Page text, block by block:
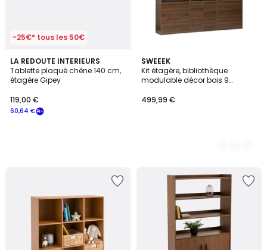
-25€* tous les 50€
LA REDOUTE INTERIEURS
Tablette plaqué chêne 140 cm,
étagère Gipey
60,64 €
119,00 €
SWEEEK
Kit étagère, bibliothèque
modulable décor bois 9
499,99 €
2
Couleurs